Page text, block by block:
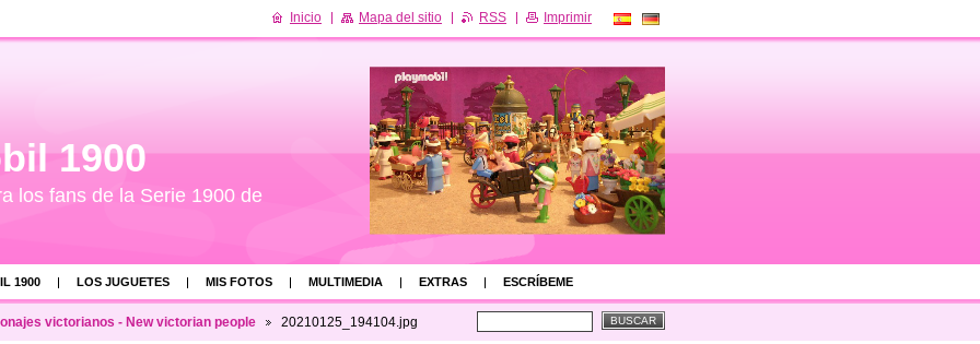
1900
los fans de la Serie 1900 de
1900 LOS JUGUETES MIS FOTOS MULTIMEDIA EXTRAS ESCRÍBEME
victorianos - New victorian people 20210125_194104.jpg
Inicio Mapa del sitio RSS Imprimir